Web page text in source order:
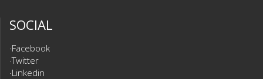
SOCIAL
Facebook
Twitter
Linkedin